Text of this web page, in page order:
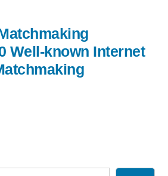
Well-known Internet